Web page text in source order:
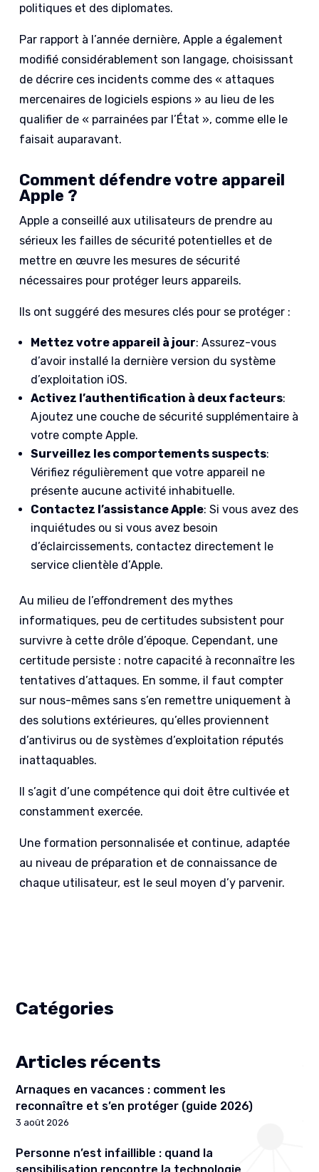
Catégories
Articles récents
Arnaques en vacances : comment les
reconnaître et s’en protéger (guide 2026)
3 août 2026
Personne n’est infaillible : quand la
politiques et des diplomates.
Par rapport à l’année dernière, Apple a également
modifié considérablement son langage, choisissant
de décrire ces incidents comme des « attaques
mercenaires de logiciels espions » au lieu de les
qualifier de « parrainées par l’État », comme elle le
faisait auparavant.
Comment défendre votre appareil
Apple ?
Apple a conseillé aux utilisateurs de prendre au
sérieux les failles de sécurité potentielles et de
mettre en œuvre les mesures de sécurité
nécessaires pour protéger leurs appareils.
Ils ont suggéré des mesures clés pour se protéger :
Mettez votre appareil à jour: Assurez-vous
d’avoir installé la dernière version du système
d’exploitation iOS.
Activez l’authentification à deux facteurs:
Ajoutez une couche de sécurité supplémentaire à
votre compte Apple.
Surveillez les comportements suspects:
Vérifiez régulièrement que votre appareil ne
présente aucune activité inhabituelle.
Contactez l’assistance Apple: Si vous avez des
inquiétudes ou si vous avez besoin
d’éclaircissements, contactez directement le
service clientèle d’Apple.
Au milieu de l’effondrement des mythes
informatiques, peu de certitudes subsistent pour
survivre à cette drôle d’époque. Cependant, une
certitude persiste : notre capacité à reconnaître les
tentatives d’attaques. En somme, il faut compter
sur nous-mêmes sans s’en remettre uniquement à
des solutions extérieures, qu’elles proviennent
d’antivirus ou de systèmes d’exploitation réputés
inattaquables.
Il s’agit d’une compétence qui doit être cultivée et
constamment exercée.
Une formation personnalisée et continue, adaptée
au niveau de préparation et de connaissance de
chaque utilisateur, est le seul moyen d’y parvenir.